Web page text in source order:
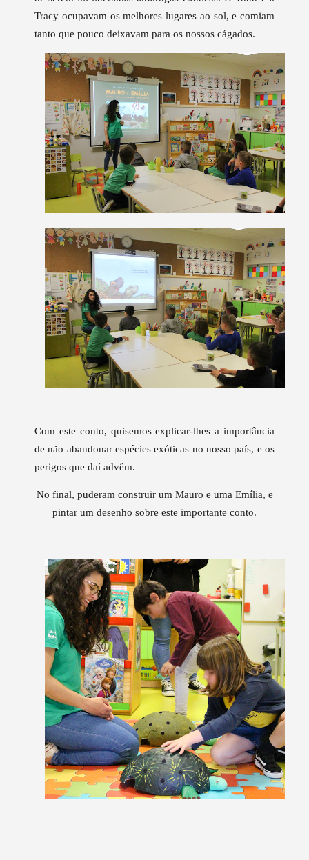
Tracy ocupavam os melhores lugares ao sol, e comiam
tanto que pouco deixavam para os nossos cágados.
Com este conto, quisemos explicar-lhes a importância
de não abandonar espécies exóticas no nosso país, e os
perigos que daí advêm.
No final, puderam construir um Mauro e uma Emília, e
pintar um desenho sobre este importante conto.